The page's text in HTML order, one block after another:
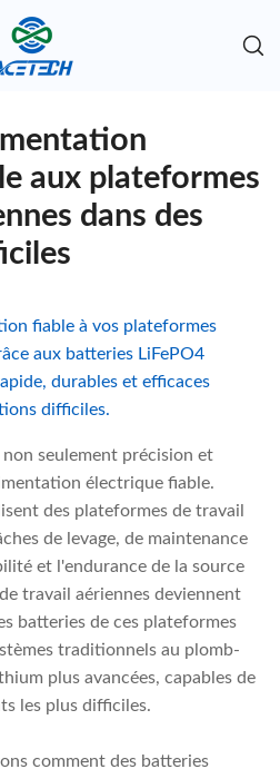
aux plateformes
dans des
fiable à vos plateformes
aux batteries LiFePO4
durables et efficaces
difficiles.
seulement précision et
électrique fiable.
des plateformes de travail
de levage, de maintenance
et l'endurance de la source
travail aériennes deviennent
batteries de ces plateformes
traditionnels au plomb-
plus avancées, capables de
les plus difficiles.
comment des batteries